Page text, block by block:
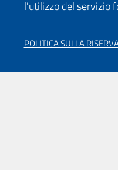
l'utilizzo del servizio
POLITICA SULLA